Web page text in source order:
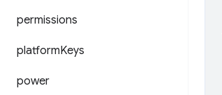
permissions
platformKeys
power